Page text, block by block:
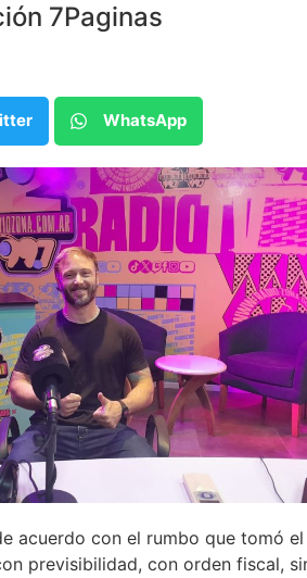
7Paginas
WhatsApp
acuerdo con el rumbo que tomó
previsibilidad, con orden fiscal,